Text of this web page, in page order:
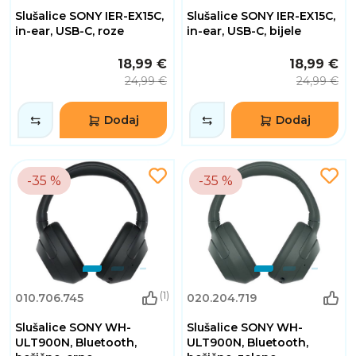
Slušalice SONY IER-EX15C,
in-ear, USB-C, roze
18,99 €
24,99 €
Dodaj
Slušalice SONY IER-EX15C,
in-ear, USB-C, bijele
18,99 €
24,99 €
Dodaj
-35 %
010.706.745 (1)
Slušalice SONY WH-
ULT900N, Bluetooth,
-35 %
020.204.719
Slušalice SONY WH-
ULT900N, Bluetooth,